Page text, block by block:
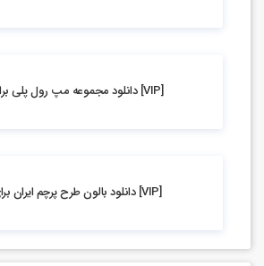
[VIP] دانلود مجموعه مپ رول پلی برای فایوام
[VIP] دانلود بالون طرح پرچم ایران برای فایوام